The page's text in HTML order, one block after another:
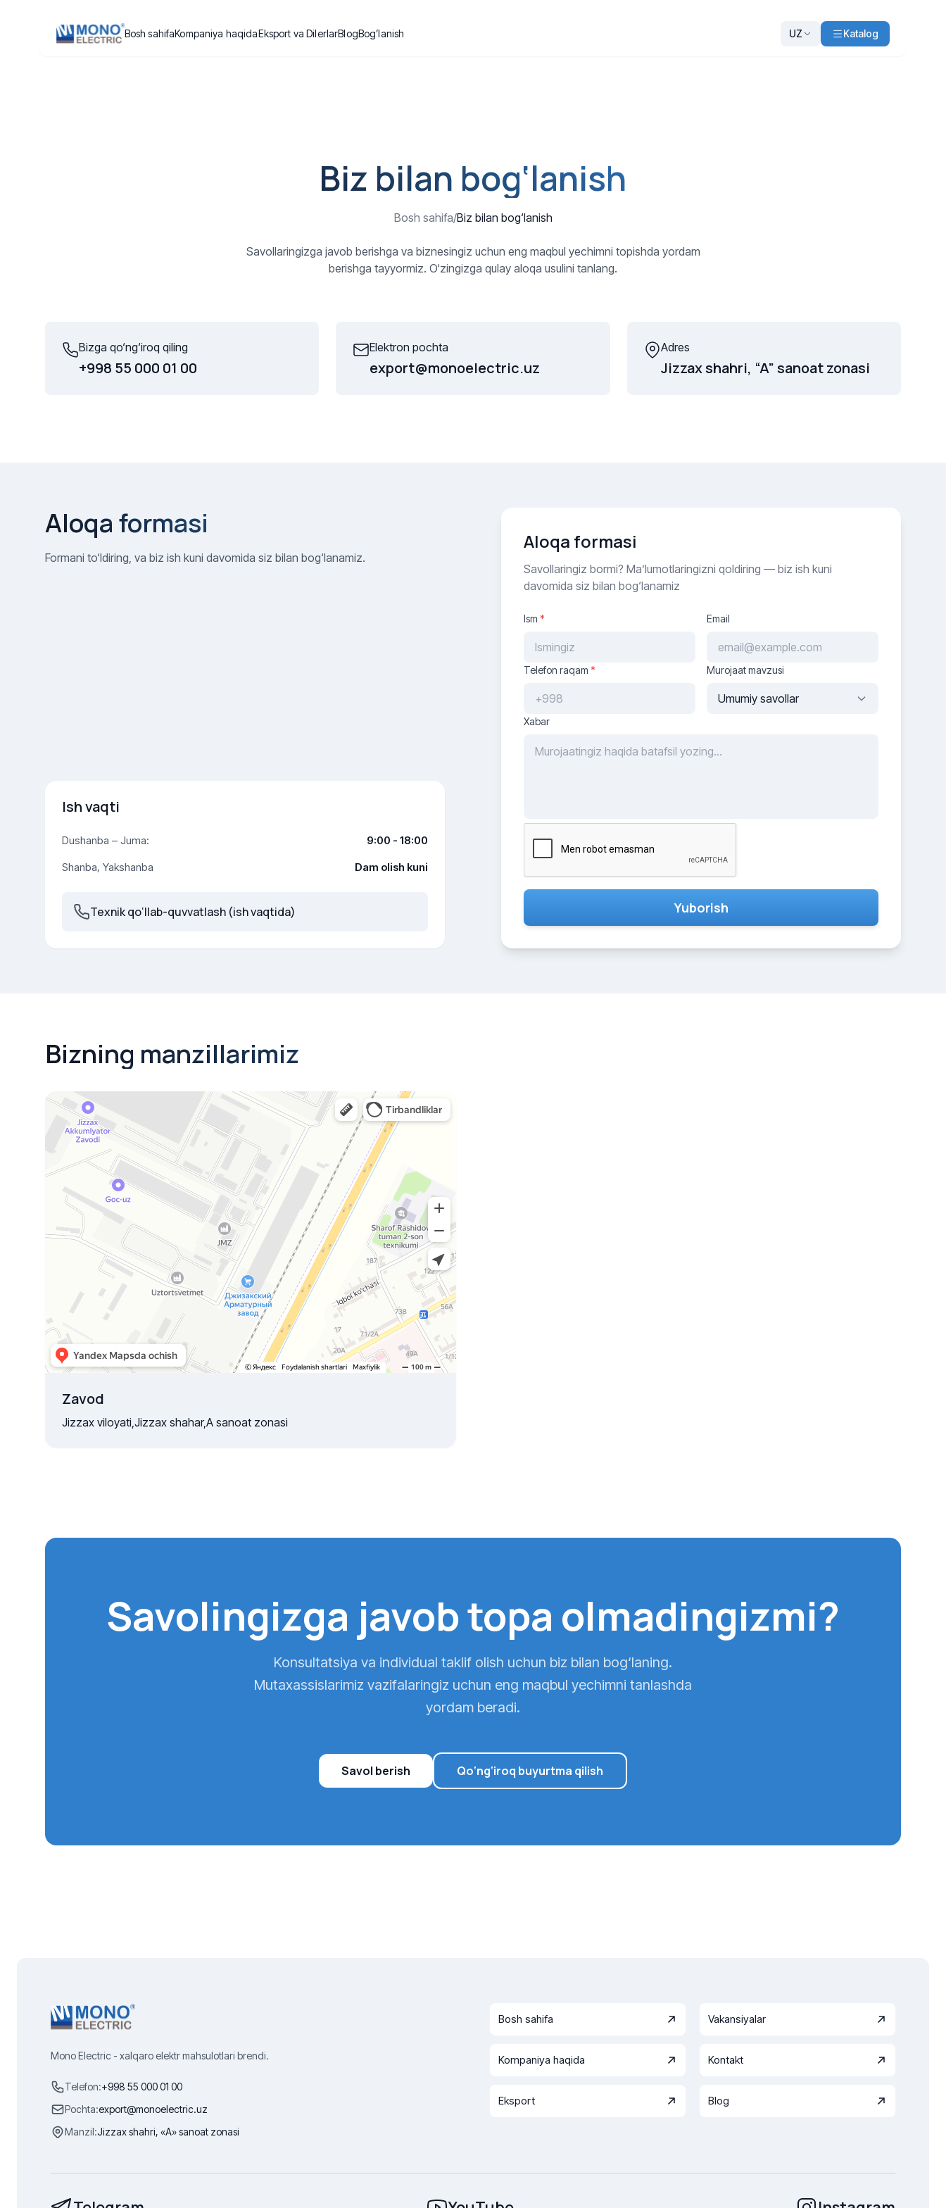
Bosh sahifaKompaniya haqidaEksport va DilerlarBlogBog’lanish UZ Katalog
Biz bilan bog‘lanish
Bosh sahifa/Biz bilan bog‘lanish
Savollaringizga javob berishga va biznesingiz uchun eng maqbul yechimni topishda yordam
berishga tayyormiz. O‘zingizga qulay aloqa usulini tanlang.
Bizga qo‘ng‘iroq qiling
+998 55 000 01 00
Elektron pochta
export@monoelectric.uz
Adres
Jizzax shahri, “A” sanoat zonasi
Aloqa formasi
Formani to‘ldiring, va biz ish kuni davomida siz bilan bog‘lanamiz.
Ish vaqti
Dushanba – Juma:
9:00 - 18:00
Shanba, Yakshanba
Dam olish kuni
Texnik qo‘llab-quvvatlash (ish vaqtida)
Aloqa formasi
Savollaringiz bormi? Ma’lumotlaringizni qoldiring — biz ish kuni
davomida siz bilan bog‘lanamiz
Ism * Email
Telefon raqam * Murojaat mavzusi
Xabar
Yuborish
Bizning manzillarimiz
Joylashuv
40.134778, 67.900000
Yandex Xaritalar
Zavod
Jizzax viloyati,Jizzax shahar,A sanoat zonasi
Savolingizga javob topa olmadingizmi?
Konsultatsiya va individual taklif olish uchun biz bilan bog‘laning.
Mutaxassislarimiz vazifalaringiz uchun eng maqbul yechimni tanlashda
yordam beradi.
Savol berish Qo‘ng‘iroq buyurtma qilish
Mono Electric - xalqaro elektr mahsulotlari brendi.
Telefon:+998 55 000 01 00
Pochta:export@monoelectric.uz
Manzil:Jizzax shahri, «A» sanoat zonasi
Bosh sahifa Vakansiyalar
Kompaniya haqida Kontakt
Eksport Blog